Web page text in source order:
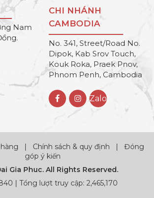
Nam
CHI NHÁNH
CAMBODIA
No. 341, Street/Road No.
Dipok, Kab Srov Touch,
Kouk Roka, Praek Pnov,
Phnom Penh, Cambodia
Zalo
| Chính sách & quy định | Đóng
góp ý kiến
Gia Phuc. All Rights Reserved.
| Tổng lượt truy cập: 2,465,170